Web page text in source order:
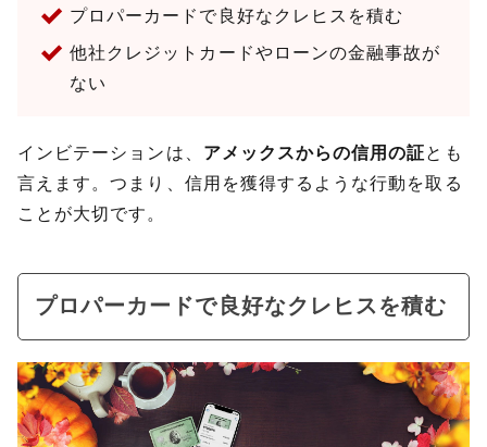
プロパーカードで良好なクレヒスを積む
他社クレジットカードやローンの金融事故が
ない
インビテーションは、 アメックスからの信用の証とも
言えます。つまり、信用を獲得するような行動を取る
ことが大切です。
プロパーカードで良好なクレヒスを積む